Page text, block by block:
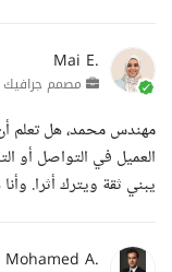
Mai E.
مصمم جرافيك
مهندس محمد، هل تعلم
العميل في التواصل أو
يبني ثقة ويترك أثرا.
Mohamed A.